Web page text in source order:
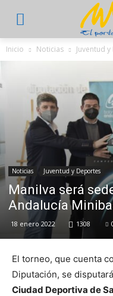
Inicio Noticias Juventud
Noticias Juventud y Deportes
Manilva será
Andalucía
18 enero 2022 1308
El torneo, que cuenta
Diputación, se
Ciudad Deportiva de